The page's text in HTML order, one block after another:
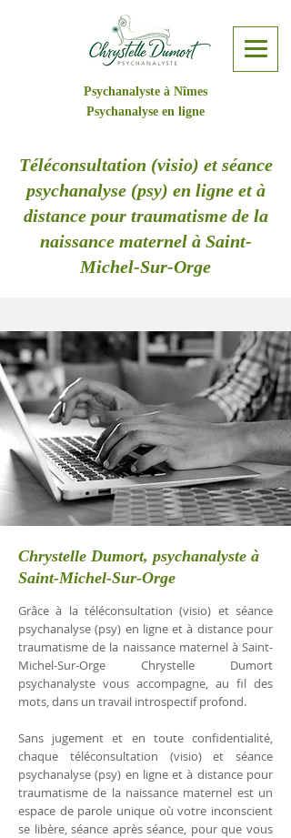
Psychanalyste à Nîmes
Psychanalyse en ligne
Téléconsultation (visio) et séance
psychanalyse (psy) en ligne et à
distance pour traumatisme de la
naissance maternel à Saint-
Michel-Sur-Orge
Chrystelle Dumort, psychanalyste à
Saint-Michel-Sur-Orge
Grâce à la téléconsultation (visio) et séance
psychanalyse (psy) en ligne et à distance pour
traumatisme de la naissance maternel à Saint-
Michel-Sur-Orge Chrystelle Dumort
psychanalyste vous accompagne, au fil des
mots, dans un travail introspectif profond.
Sans jugement et en toute confidentialité,
chaque téléconsultation (visio) et séance
psychanalyse (psy) en ligne et à distance pour
traumatisme de la naissance maternel est un
espace de parole unique où votre inconscient
se libère, séance après séance, pour que vous